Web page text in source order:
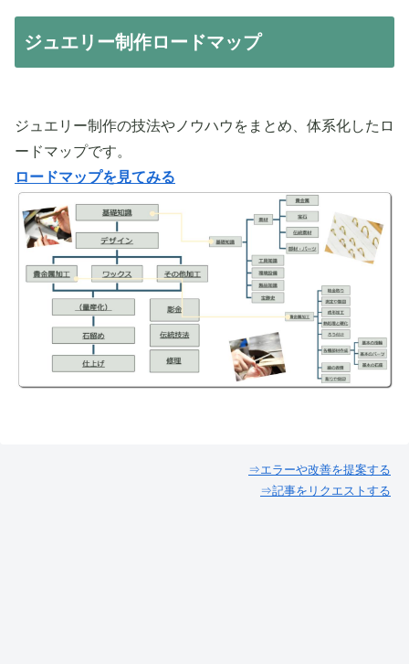
ジュエリー制作ロードマップ
ジュエリー制作の技法やノウハウをまとめ、体系化したロ
ードマップです。
ロードマップを見てみる
⇒エラーや改善を提案する
⇒記事をリクエストする